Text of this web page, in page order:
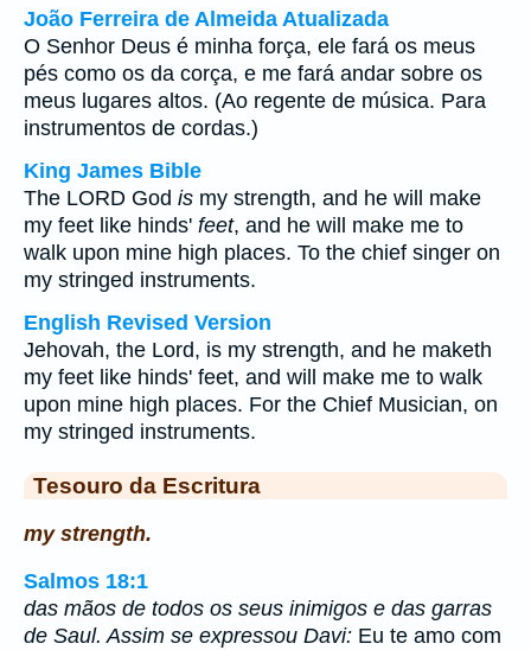
João Ferreira de Almeida Atualizada
O Senhor Deus é minha força, ele fará os meus
pés como os da corça, e me fará andar sobre os
meus lugares altos. (Ao regente de música. Para
instrumentos de cordas.)
King James Bible
The LORD God is my strength, and he will make
my feet like hinds' feet, and he will make me to
walk upon mine high places. To the chief singer on
my stringed instruments.
English Revised Version
Jehovah, the Lord, is my strength, and he maketh
my feet like hinds' feet, and will make me to walk
upon mine high places. For the Chief Musician, on
my stringed instruments.
Tesouro da Escritura
my strength.
Salmos 18:1
das mãos de todos os seus inimigos e das garras
de Saul. Assim se expressou Davi: Eu te amo com